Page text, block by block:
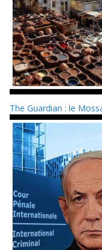
The Guardian : le